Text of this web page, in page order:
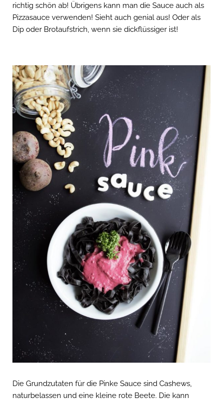
richtig schön ab! Übrigens kann man die Sauce auch als
Pizzasauce verwenden! Sieht auch genial aus! Oder als
Dip oder Brotaufstrich, wenn sie dickflüssiger ist!
Die Grundzutaten für die Pinke Sauce sind Cashews,
naturbelassen und eine kleine rote Beete. Die kann